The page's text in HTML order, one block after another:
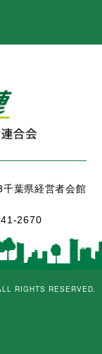
葉県経営者会館
2670
RIGHTS RESERVED.